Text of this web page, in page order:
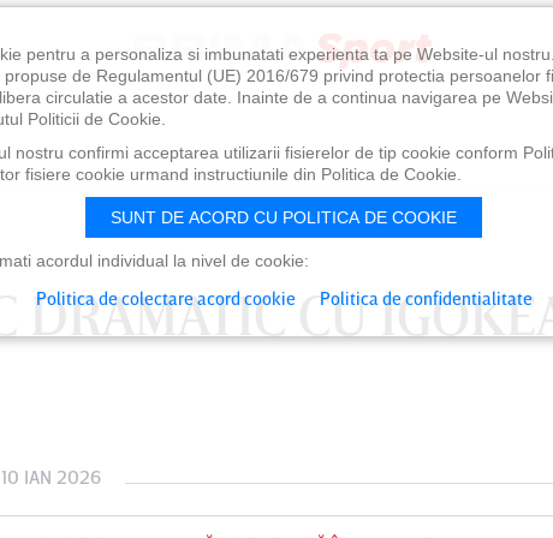
DRAMATIC CU
IAN 2026
VINERI 07 AUG, 21:00
pentru a personaliza si imbunatati experienta ta pe Website-ul
de Regulamentul (UE) 2016/679 privind protectia persoanelor
circulatie a acestor date. Inainte de a continua navigarea pe
Politicii de Cookie.
nostru confirmi acceptarea utilizarii fisierelor de tip cookie conform
fisiere cookie urmand instructiunile din Politica de Cookie.
SUNT DE ACORD CU POLITICA DE COOKIE
acordul individual la nivel de cookie:
Politica de colectare acord cookie Politica de confidentialitate